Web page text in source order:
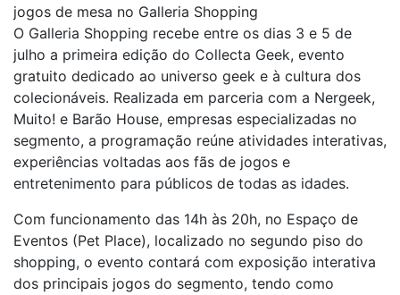
jogos de mesa no Galleria Shopping
O Galleria Shopping recebe entre os dias 3 e 5 de
julho a primeira edição do Collecta Geek, evento
gratuito dedicado ao universo geek e à cultura dos
colecionáveis. Realizada em parceria com a Nergeek,
Muito! e Barão House, empresas especializadas no
segmento, a programação reúne atividades interativas,
experiências voltadas aos fãs de jogos e
entretenimento para públicos de todas as idades.
Com funcionamento das 14h às 20h, no Espaço de
Eventos (Pet Place), localizado no segundo piso do
shopping, o evento contará com exposição interativa
dos principais jogos do segmento, tendo como